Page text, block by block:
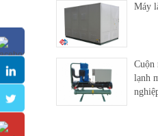
Máy
Cuộn
lạnh